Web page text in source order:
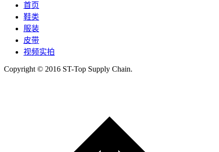
首页
鞋类
服装
皮带
视频实拍
Copyright © 2016 ST-Top Supply Chain.